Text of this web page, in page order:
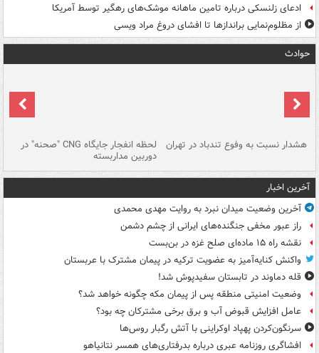
ادعای زلنسکی درباره تامین ماهانه موشک‌های رهگیر توسط آمریکا
از مظلوم‌نمایی براندازها تا افشای دروغ مراد ویسی
حوادث
هشدار نسبت به وفوع تندباد در تهران لحظه انفجار جایگاه CNG "صحنه" در
دوربین مداربسته
آخرین اخبار
آخرین وضعیت میدان نبرد به روایت مهدی محمدی
راز عبور مخفی جنگنده‌های ایرانی از چشم دشمن
نقشه راه ۱۵ ماده‌ای صلح غزه در بن‌بست
واکنش کنایه‌آمیز به عضویت ترکیه در پیمان مشترک با عربستان
قله دماوند در تابستان سفیدپوش شد!
وضعیت امنیتی منطقه پس از پیمان مکه چگونه خواهد شد؟
عامل افزایش قبوض آب و برق برخی مشترکان چه بود؟
سرنگون‌کردن پهپاد اوکراینی با آتش رگبار روس‌ها
افشاگری روزنامه عبری درباره بدرفتاری‌های همسر نتانیاهو